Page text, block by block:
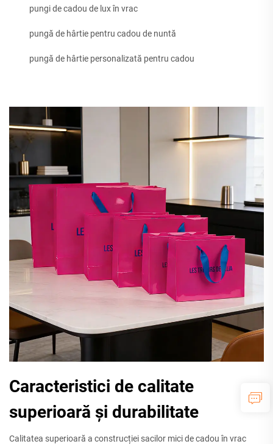
pungi de cadou de lux în vrac
pungă de hârtie pentru cadou de nuntă
pungă de hârtie personalizată pentru cadou
Caracteristici de calitate
superioară și durabilitate
Calitatea superioară a construcției sacilor mici de cadou în vrac